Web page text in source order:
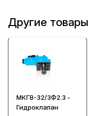
Другие товары
МКГВ-32/3Ф2.3 -
Гидроклапан